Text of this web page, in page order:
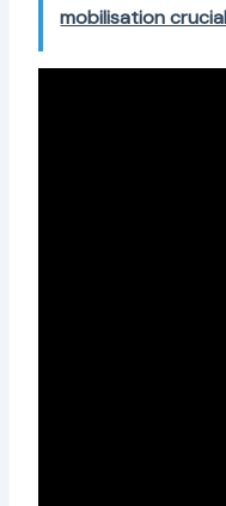
mobilisation